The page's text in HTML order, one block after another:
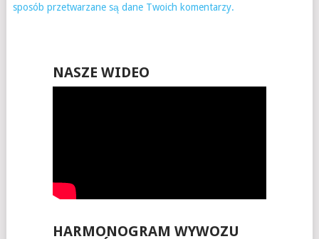
sposób przetwarzane są dane Twoich komentarzy.
NASZE WIDEO
HARMONOGRAM WYWOZU